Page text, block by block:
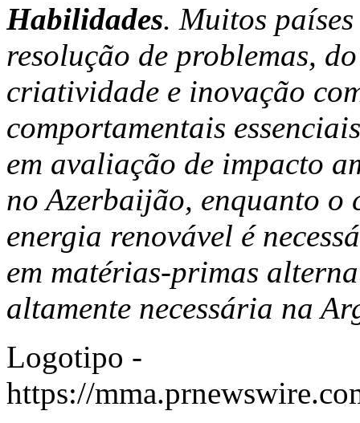
Habilidades. Muitos
resolução de problemas,
criatividade e inovação
comportamentais
em avaliação de impacto
no Azerbaijão, enquanto o
energia renovável é
em matérias-primas
altamente necessária na
Logotipo -
https://